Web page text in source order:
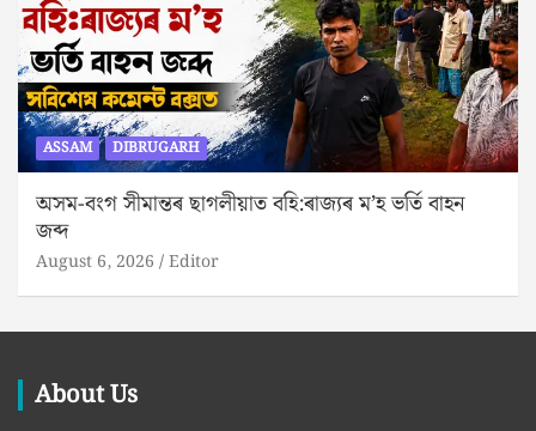
ASSAM DIBRUGARH
অসম-বংগ সীমান্তৰ ছাগলীয়াত বহি:ৰাজ্যৰ ম’হ ভৰ্তি বাহন
জব্দ
August 6, 2026 Editor
About Us